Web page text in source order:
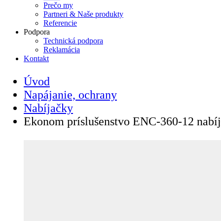
Prečo my
Partneri & Naše produkty
Referencie
Podpora
Technická podpora
Reklamácia
Kontakt
Úvod
Napájanie, ochrany
Nabíjačky
Ekonom príslušenstvo ENC-360-12